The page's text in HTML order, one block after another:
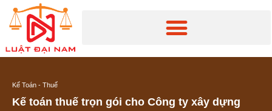
Kế Toán - Thuế
Kế toán thuế trọn gói cho Công ty xây dựng